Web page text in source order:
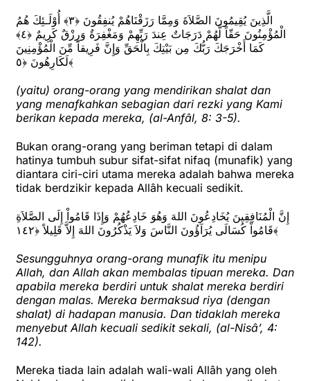
الَّذِينَ يُقِيمُونَ الصَّلاَةَ وَمِمَّا رَزَقْنَاهُمْ يُنفِقُونَ ﴿٣﴾ أُوْلَـئِكَ هُمُ
الْمُؤْمِنُونَ حَقّاً لَّهُمْ دَرَجَاتٌ عِندَ رَبِّهِمْ وَمَغْفِرَةٌ وَرِزْقٌ كَرِيمٌ ﴿٤﴾
كَمَا أَخْرَجَكَ رَبُّكَ مِن بَيْتِكَ بِالْحَقِّ وَإِنَّ فَرِيقاً مِّنَ الْمُؤْمِنِينَ
لَكَارِهُونَ ﴿٥﴾
(yaitu) orang-orang yang mendirikan shalat dan
yang menafkahkan sebagian dari rezki yang Kami
berikan kepada mereka, (al-Anfâl, 8: 3-5).
Bukan orang-orang yang beriman tetapi di dalam
hatinya tumbuh subur sifat-sifat nifaq (munafik) yang
diantara ciri-ciri utama mereka adalah bahwa mereka
tidak berdzikir kepada Allâh kecuali sedikit.
إِنَّ الْمُنَافِقِينَ يُخَادِعُونَ اللهَ وَهُوَ خَادِعُهُمْ وَإِذَا قَامُواْ إِلَى الصَّلاَةِ
قَامُواْ كُسَالَى يُرَآؤُونَ النَّاسَ وَلاَ يَذْكُرُونَ اللهَ إِلاَّ قَلِيلاً ﴿١٤٢﴾
Sesungguhnya orang-orang munafik itu menipu
Allah, dan Allah akan membalas tipuan mereka. Dan
apabila mereka berdiri untuk shalat mereka berdiri
dengan malas. Mereka bermaksud riya (dengan
shalat) di hadapan manusia. Dan tidaklah mereka
menyebut Allah kecuali sedikit sekali, (al-Nisâ’, 4:
142).
Mereka tiada lain adalah wali-wali Allâh yang oleh